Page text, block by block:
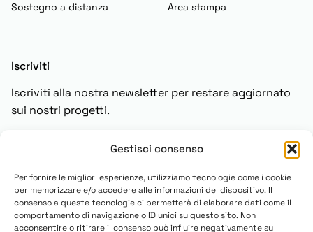
Gestisci consenso
Per fornire le migliori esperienze, utilizziamo tecnologie come i cookie
per memorizzare e/o accedere alle informazioni del dispositivo. Il
consenso a queste tecnologie ci permetterà di elaborare dati come il
comportamento di navigazione o ID unici su questo sito. Non
acconsentire o ritirare il consenso può influire negativamente su
Sostegno a distanza Area stampa
Iscriviti
Iscriviti alla nostra newsletter per restare aggiornato
sui nostri progetti.